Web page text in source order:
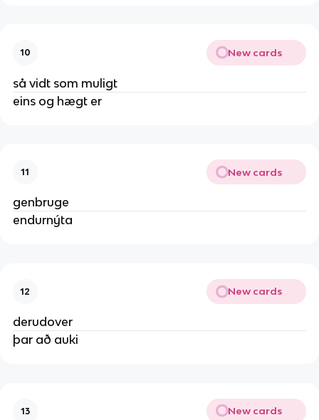
10 New cards
så vidt som muligt
eins og hægt er
11 New cards
genbruge
endurnýta
12 New cards
derudover
þar að auki
13 New cards